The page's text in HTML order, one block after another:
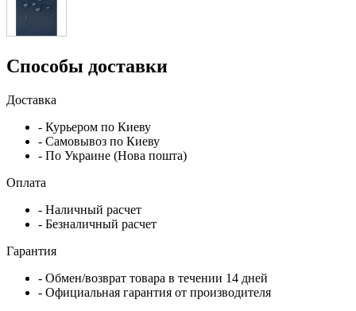
Способы доставки
Доставка
- Курьером по Киеву
- Самовывоз по Киеву
- По Украине (Нова пошта)
Оплата
- Наличный расчет
- Безналичный расчет
Гарантия
- Обмен/возврат товара в течении 14 дней
- Официальная гарантия от производителя